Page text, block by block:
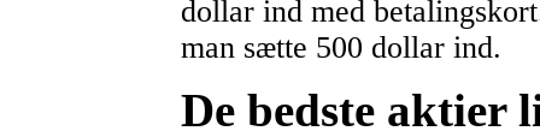
dollar ind med
man sætte 500 dollar ind.
De bedste aktier